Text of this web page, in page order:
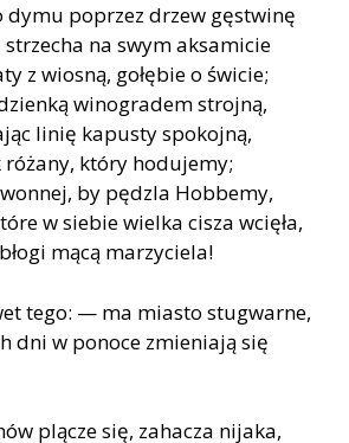
dymu poprzez drzew gęstwinę
na swym aksamicie
z wiosną, gołębie o świcie;
winogradem strojną,
linię kapusty spokojną,
różany, który hodujemy;
by pędzla Hobbemy,
w siebie wielka cisza wcięła,
mącą marzyciela!
tego: — ma miasto stugwarne,
dni w ponoce zmieniają się
plącze się, zahacza nijaka,